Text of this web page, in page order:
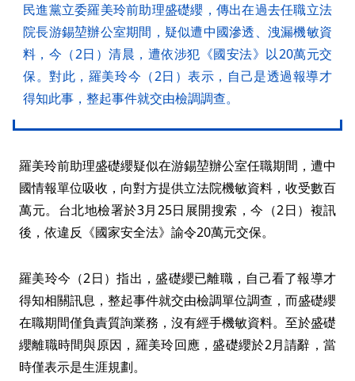
民進黨立委羅美玲前助理盛礎纓，傳出在過去任職立法
院長游錫堃辦公室期間，疑似遭中國滲透、洩漏機敏資
料，今（2日）清晨，遭依涉犯《國安法》以20萬元交
保。對此，羅美玲今（2日）表示，自己是透過報導才
得知此事，整起事件就交由檢調調查。
羅美玲前助理盛礎纓疑似在游錫堃辦公室任職期間，遭中
國情報單位吸收，向對方提供立法院機敏資料，收受數百
萬元。台北地檢署於3月25日展開搜索，今（2日）複訊
後，依違反《國家安全法》諭令20萬元交保。
羅美玲今（2日）指出，盛礎纓已離職，自己看了報導才
得知相關訊息，整起事件就交由檢調單位調查，而盛礎纓
在職期間僅負責質詢業務，沒有經手機敏資料。至於盛礎
纓離職時間與原因，羅美玲回應，盛礎纓於2月請辭，當
時僅表示是生涯規劃。